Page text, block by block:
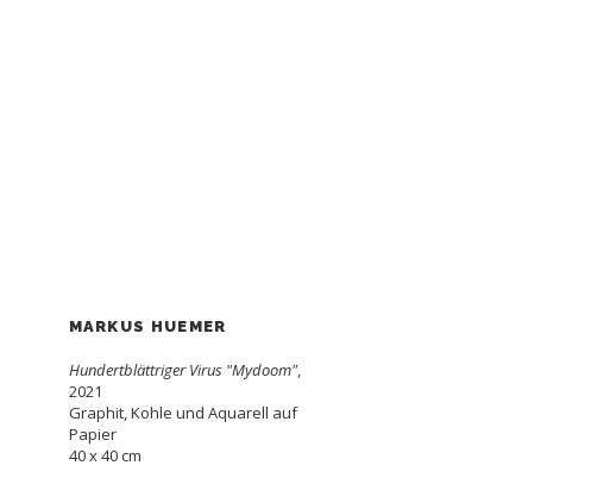
MARKUS HUEMER
Hundertblättriger Virus "Mydoom",
2021
Graphit, Kohle und Aquarell auf
Papier
40 x 40 cm